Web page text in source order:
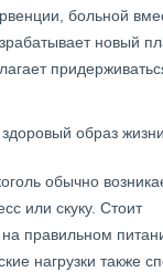
больной
новый
образ
обычно
или скуку. Стоит
на правильном
нагрузки также